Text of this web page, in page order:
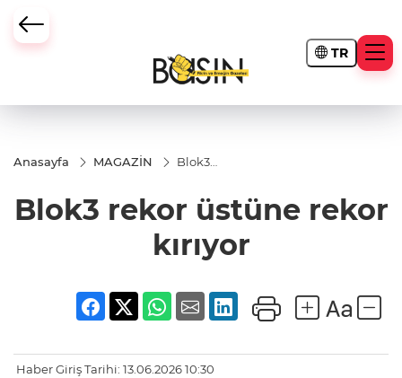
TR
Anasayfa MAGAZİN
Blok3
rekor
kırıyor
Blok3 rekor üstüne rekor
kırıyor
Haber Giriş Tarihi: 13.06.2026 10:30